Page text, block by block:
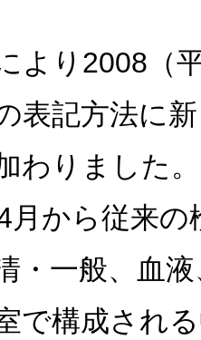
より2008（
表記方法に
わりました
月から従来
・一般、血
で構成され